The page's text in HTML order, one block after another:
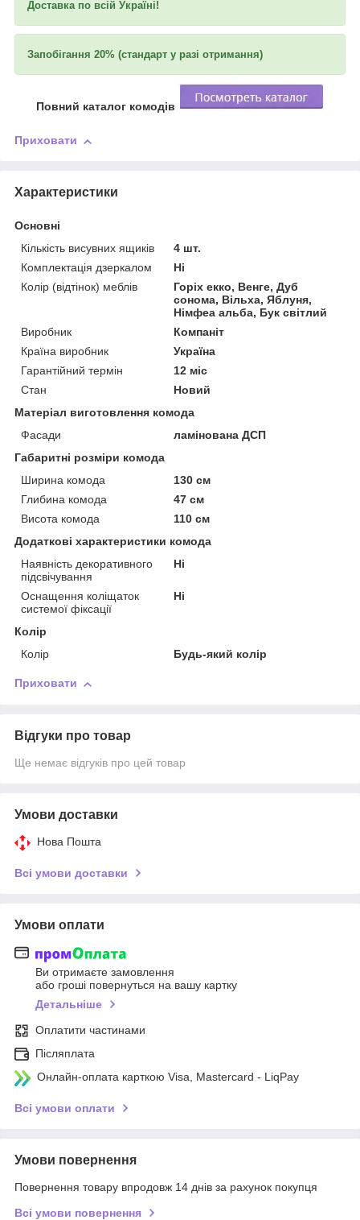
Доставка по всій Україні!
Запобігання 20% (стандарт у разі отримання)
Повний каталог комодів
Приховати
Характеристики
Основні
Кількість висувних ящиків
4 шт.
Комплектація дзеркалом
Ні
Колір (відтінок) меблів
Горіх екко, Венге, Дуб
сонома, Вільха, Яблуня,
Німфеа альба, Бук світлий
Виробник
Компаніт
Країна виробник
Україна
Гарантійний термін
12 міс
Стан
Новий
Матеріал виготовлення комода
Фасади
ламінована ДСП
Габаритні розміри комода
Ширина комода
130 см
Глибина комода
47 см
Висота комода
110 см
Додаткові характеристики комода
Наявність декоративного
підсвічування
Ні
Оснащення коліщаток
системої фіксації
Ні
Колір
Колір
Будь-який колір
Приховати
Відгуки про товар
Ще немає відгуків про цей товар
Умови доставки
Нова Пошта
Всі умови доставки
Умови оплати
Ви отримаєте замовлення
або гроші повернуться на вашу картку
Детальніше
Оплатити частинами
Післяплата
Онлайн-оплата карткою Visa, Mastercard - LiqPay
Всі умови оплати
Умови повернення
Повернення товару впродовж 14 днів за рахунок покупця
Всі умови повернення